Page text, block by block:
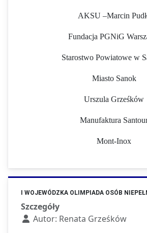
AKSU –Marcin
Fundacja PGNiG
Starostwo Powiatowe w
Miasto Sanok
Urszula Grześków
Manufaktura
Mont-Inox
I WOJEWÓDZKA OLIMPIADA OSÓB
Szczegóły
Autor: Renata Grześków